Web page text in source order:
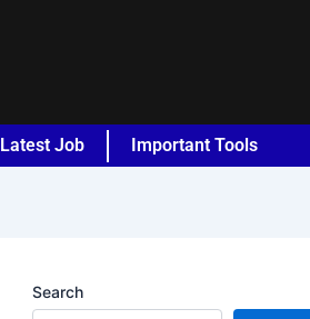
Latest Job Important Tools
Search